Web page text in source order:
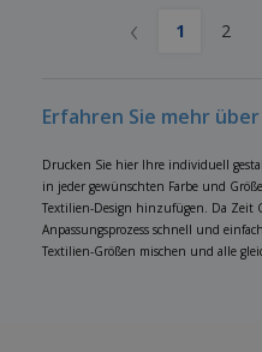
‹ 1 2
Erfahren Sie mehr
Drucken Sie hier Ihre individuell
in jeder gewünschten Farbe und
Textilien-Design hinzufügen. Da Zeit
Anpassungsprozess schnell und
Textilien-Größen mischen und alle